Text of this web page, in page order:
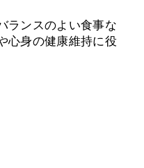
ランスのよい食事な
心身の健康維持に役